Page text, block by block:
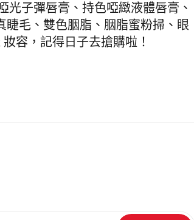
光子彈唇膏、持色啞緻液體唇膏、
毛、雙色胭脂、胭脂蜜粉掃、眼
妝容，記得日子去搶購啦！